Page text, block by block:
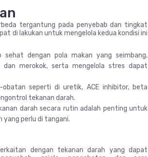
tergantung pada penyebab dan tingkat
di lakukan untuk mengelola kedua kondisi ini
sehat dengan pola makan yang seimbang,
dan merokok, serta mengelola stres dapat
seperti di uretik, ACE inhibitor, beta
tekanan darah.
darah secara rutin adalah penting untuk
yang perlu di tangani.
dengan tekanan darah yang dapat